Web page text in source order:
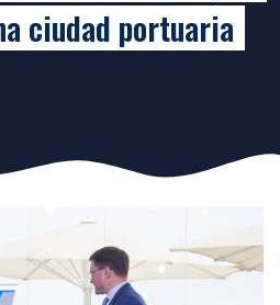
ciudad portuaria